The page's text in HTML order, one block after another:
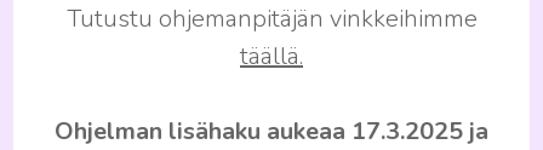
Tutustu ohjemanpitäjän vinkkeihimme
täällä.
Ohjelman lisähaku aukeaa 17.3.2025 ja